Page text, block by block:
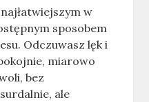
w
sposobem
Odczuwasz lęk i
miarowo
bez
ale